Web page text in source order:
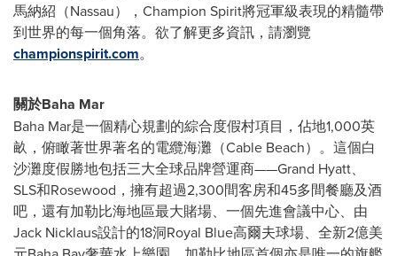
馬納紹（Nassau），Champion Spirit將冠軍級表現的精髓帶
到世界的每一個角落。欲了解更多資訊，請瀏覽
championspirit.com。
關於Baha Mar
Baha Mar是一個精心規劃的綜合度假村項目，佔地1,000英
畝，俯瞰著世界著名的電纜海灘（Cable Beach）。這個白
沙灘度假勝地包括三大全球品牌營運商——Grand Hyatt、
SLS和Rosewood，擁有超過2,300間客房和45多間餐廳及酒
吧，還有加勒比海地區最大賭場、一個先進會議中心、由
Jack Nicklaus設計的18洞Royal Blue高爾夫球場、全新2億美